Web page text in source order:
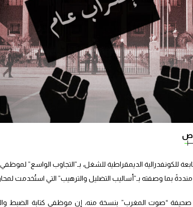
ص
للكونفدرالية الديمقراطية للشغل، بـ”التجاوب الواسع”
صحيفة “صوت المغرب” بنسخة منه، إن موظفي كتابة الضبط